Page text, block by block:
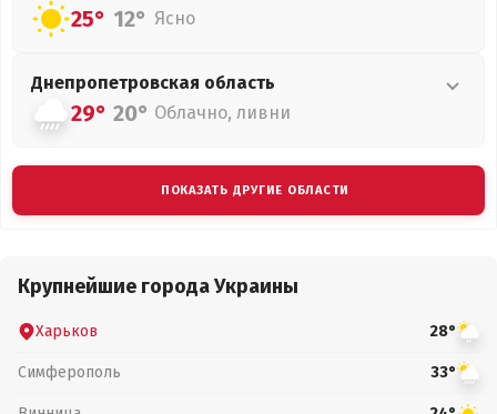
25° 12° Ясно
Днепропетровская область
29° 20° Облачно, ливни
ПОКАЗАТЬ ДРУГИЕ ОБЛАСТИ
Крупнейшие города Украины
Харьков 28°
Симферополь 33°